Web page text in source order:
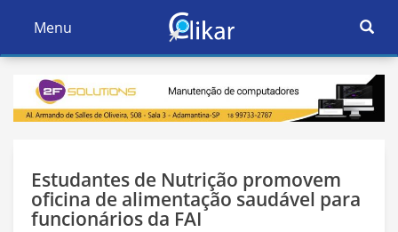
Ativar
Navegação
Menu
Ativar
Estudantes de Nutrição promovem
oficina de alimentação saudável para
funcionários da FAI